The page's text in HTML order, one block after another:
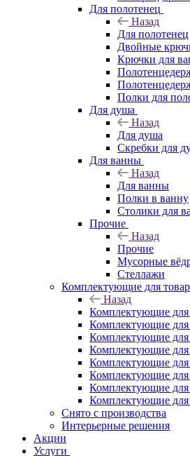
Для полотенец
Назад
Для полотенец
Двойные
Крючки для
Полки для
Для душа
Назад
Для душа
Скребки для
Для ванны
Назад
Для ванны
Полки в ванну
Столики для
Прочие
Назад
Прочие
Мусорные
Стеллажи
Комплектующие для
Назад
Комплектующие для
Комплектующие для
Комплектующие
Комплектующие для
Комплектующие для
Комплектующие
Комплектующие для
Комплектующие для
Снято с производства
Интерьерные решения
Акции
Услуги